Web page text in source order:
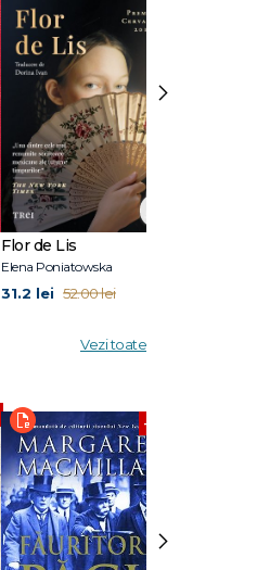
Flor de Lis
Elena Poniatowska
31.2 lei 52.00 lei
›
Vezi toate
-40%
›